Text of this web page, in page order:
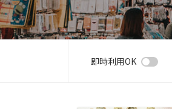
即時利用OK